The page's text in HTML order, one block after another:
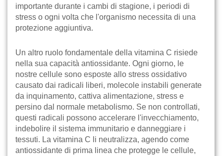
importante durante i cambi di stagione, i periodi di
stress o ogni volta che l'organismo necessita di una
protezione aggiuntiva.
Un altro ruolo fondamentale della vitamina C risiede
nella sua capacità antiossidante. Ogni giorno, le
nostre cellule sono esposte allo stress ossidativo
causato dai radicali liberi, molecole instabili generate
da inquinamento, cattiva alimentazione, stress e
persino dal normale metabolismo. Se non controllati,
questi radicali possono accelerare l'invecchiamento,
indebolire il sistema immunitario e danneggiare i
tessuti. La vitamina C li neutralizza, agendo come
antiossidante di prima linea che protegge le cellule,